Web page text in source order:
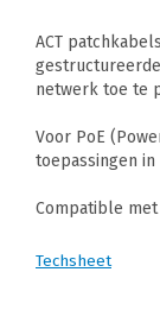
ACT
netwerk toe te
Voor PoE
toepassingen
Compatible met
Techsheet